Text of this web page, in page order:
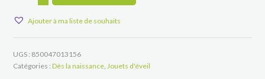
Ajouter à ma liste de souhaits
UGS : 850047013156
Catégories :Dès la naissance Jouets d'éveil